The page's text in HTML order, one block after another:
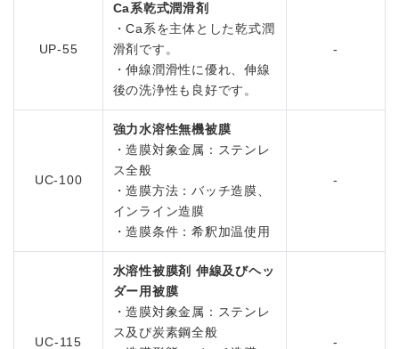
UP-55
Ca系乾式潤滑剤
・Ca系を主体とした乾式潤
滑剤です。
・伸線潤滑性に優れ、伸線
後の洗浄性も良好です。
-
UC-100
強力水溶性無機被膜
・造膜対象金属：ステンレ
ス全般
・造膜方法：バッチ造膜、
インライン造膜
・造膜条件：希釈加温使用
-
UC-115
水溶性被膜剤 伸線及びヘッ
ダー用被膜
・造膜対象金属：ステンレ
ス及び炭素鋼全般
-